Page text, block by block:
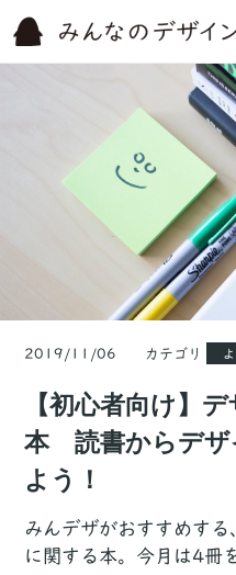
2019/11/06 カテゴリ
【初心者向け】
本 読書からデザ
よう！
みんデザがおすすめす
に関する本。今月は4冊